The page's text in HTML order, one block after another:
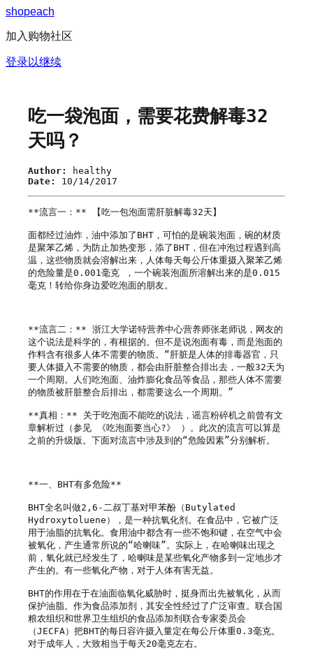
shopeach
加入购物社区
登录以继续
吃一袋泡面，需要花费解毒32
天吗？
Author:
healthy
Date:
10/14/2017
**流言一：** 【吃一包泡面需肝脏解毒32天】
面都经过油炸，油中添加了BHT，可怕的是碗装泡面，碗的材质
是聚苯乙烯，为防止加热变形，添了BHT，但在冲泡过程遇到高
温，这些物质就会溶解出来，人体每天每公斤体重摄入聚苯乙烯
的危险量是0.001毫克 ，一个碗装泡面所溶解出来的是0.015
毫克！转给你身边爱吃泡面的朋友。
**流言二：** 浙江大学诺特营养中心营养师张老师说，网友的
这个说法是科学的，有根据的。但不是说泡面有毒，而是泡面的
作料含有很多人体不需要的物质。“肝脏是人体的排毒器官，只
要人体摄入不需要的物质，都会由肝脏整合排出去，一般32天为
一个周期。人们吃泡面、油炸膨化食品等食品，那些人体不需要
的物质被肝脏整合后排出，都需要这么一个周期。”
**真相：** 关于吃泡面不能吃的说法，谣言粉碎机之前曾有文
章解析过（参见 《吃泡面要当心?》 ）。此次的流言可以算是
之前的升级版。下面对流言中涉及到的“危险因素”分别解析。
**一、BHT有多危险**
BHT全名叫做2,6-二叔丁基对甲苯酚（Butylated
Hydroxytoluene），是一种抗氧化剂。在食品中，它被广泛
用于油脂的抗氧化。食用油中都含有一些不饱和键，在空气中会
被氧化，产生通常所说的“哈喇味”。实际上，在哈喇味出现之
前，氧化就已经发生了，哈喇味是某些氧化产物多到一定地步才
产生的。有一些氧化产物，对于人体有害无益。
BHT的作用在于在油面临氧化威胁时，挺身而出先被氧化，从而
保护油脂。作为食品添加剂，其安全性经过了广泛审查。联合国
粮农组织和世界卫生组织的食品添加剂联合专家委员会
（JECFA）把BHT的每日容许摄入量定在每公斤体重0.3毫克。
对于成年人，大致相当于每天20毫克左右。